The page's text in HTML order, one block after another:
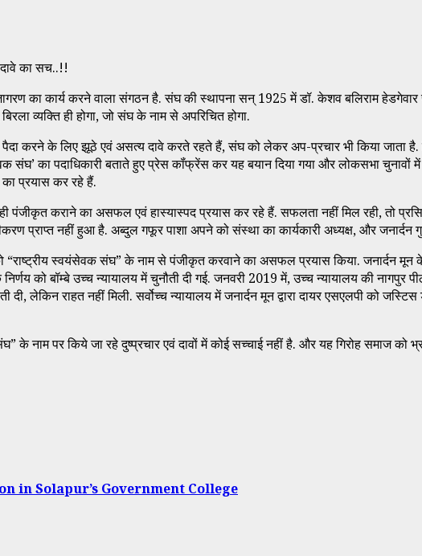
का सच..!!
का कार्य करने वाला संगठन है. संघ की स्थापना सन् 1925 में डॉ. केशव बलिराम हेडगेवार
व्यक्ति ही होगा, जो संघ के नाम से अपरिचित होगा.
करने के लिए झूठे एवं असत्य दावे करते रहते हैं, संघ को लेकर अप-प्रचार भी किया जाता
संघ’ का पदाधिकारी बताते हुए प्रेस कॉंफ्रेंस कर यह बयान दिया गया और लोकसभा
प्रयास कर रहे हैं.
पंजीकृत कराने का असफल एवं हास्यास्पद प्रयास कर रहे हैं. सफलता नहीं मिल रही, तो
प्राप्त नहीं हुआ है. अब्दुल गफूर पाशा अपने को संस्था का कार्यकारी अध्यक्ष, और जनार्दन
स्वयंसेवक संघ” के नाम से पंजीकृत करवाने का असफल प्रयास किया. जनार्दन मून
को बॉम्बे उच्च न्यायालय में चुनौती दी गई. जनवरी 2019 में, उच्च न्यायालय की नागपुर
दी, लेकिन राहत नहीं मिली. सर्वोच्च न्यायालय में जनार्दन मून द्वारा दायर एसएलपी को
के नाम पर किये जा रहे दुष्प्रचार एवं दावों में कोई सच्चाई नहीं है. और यह गिरोह समाज को
in Solapur’s Government College